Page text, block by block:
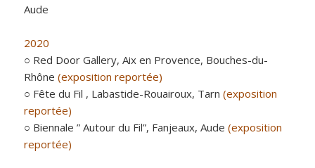
Aude
2020
○ Red Door Gallery, Aix en Provence, Bouches-du-
Rhône(exposition reportée)
○ Fête du Fil , Labastide-Rouairoux, Tarn(exposition
reportée)
○ Biennale ” Autour du Fil”, Fanjeaux, Aude(exposition
reportée)